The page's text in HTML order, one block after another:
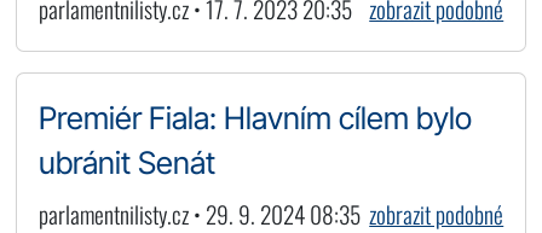
parlamentnilisty.cz • 17. 7. 2023 20:35 zobrazit podobné
Premiér Fiala: Hlavním cílem bylo
ubránit Senát
parlamentnilisty.cz • 29. 9. 2024 08:35 zobrazit podobné